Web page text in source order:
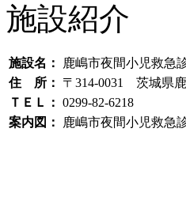
施設紹介
施設名：
鹿嶋市夜間小児救急
住 所：
〒314-0031 茨城県
ＴＥＬ： 0299-82-6218
案内図：
鹿嶋市夜間小児救急